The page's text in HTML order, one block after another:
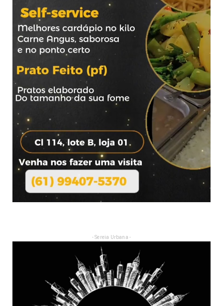
- Sereia Urbana -